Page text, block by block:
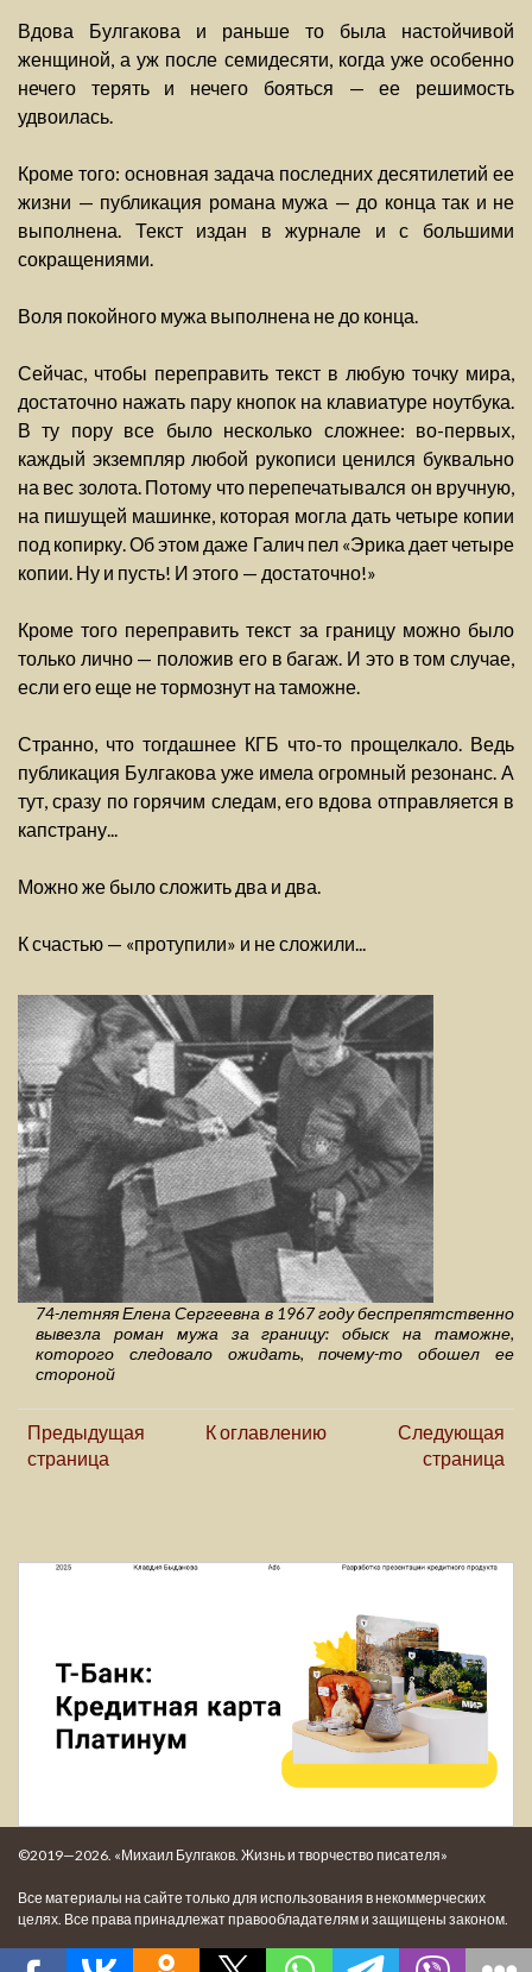
Вдова Булгакова и раньше то была настойчивой
женщиной, а уж после семидесяти, когда уже особенно
нечего терять и нечего бояться — ее решимость
удвоилась.
Кроме того: основная задача последних десятилетий ее
жизни — публикация романа мужа — до конца так и не
выполнена. Текст издан в журнале и с большими
сокращениями.
Воля покойного мужа выполнена не до конца.
Сейчас, чтобы переправить текст в любую точку мира,
достаточно нажать пару кнопок на клавиатуре ноутбука.
В ту пору все было несколько сложнее: во-первых,
каждый экземпляр любой рукописи ценился буквально
на вес золота. Потому что перепечатывался он вручную,
на пишущей машинке, которая могла дать четыре копии
под копирку. Об этом даже Галич пел «Эрика дает четыре
копии. Ну и пусть! И этого — достаточно!»
Кроме того переправить текст за границу можно было
только лично — положив его в багаж. И это в том случае,
если его еще не тормознут на таможне.
Странно, что тогдашнее КГБ что-то прощелкало. Ведь
публикация Булгакова уже имела огромный резонанс. А
тут, сразу по горячим следам, его вдова отправляется в
капстрану...
Можно же было сложить два и два.
К счастью — «протупили» и не сложили...
74-летняя Елена Сергеевна в 1967 году беспрепятственно
вывезла роман мужа за границу: обыск на таможне,
которого следовало ожидать, почему-то обошел ее
стороной
Предыдущая
страница
К оглавлению
Следующая
страница
©2019—2026. «Михаил Булгаков. Жизнь и творчество писателя»
Все материалы на сайте только для использования в некоммерческих
целях. Все права принадлежат правообладателям и защищены законом.